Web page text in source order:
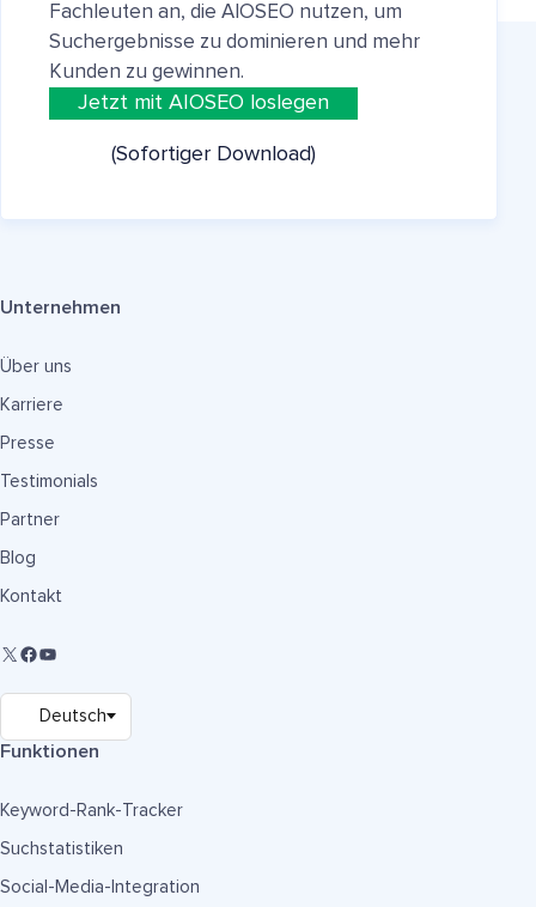
Fachleuten an, die AIOSEO nutzen, um
Suchergebnisse zu dominieren und mehr
Kunden zu gewinnen.
Jetzt mit AIOSEO loslegen
(Sofortiger Download)
Unternehmen
Über uns
Karriere
Presse
Testimonials
Partner
Blog
Kontakt
Funktionen
Keyword-Rank-Tracker
Suchstatistiken
Social-Media-Integration